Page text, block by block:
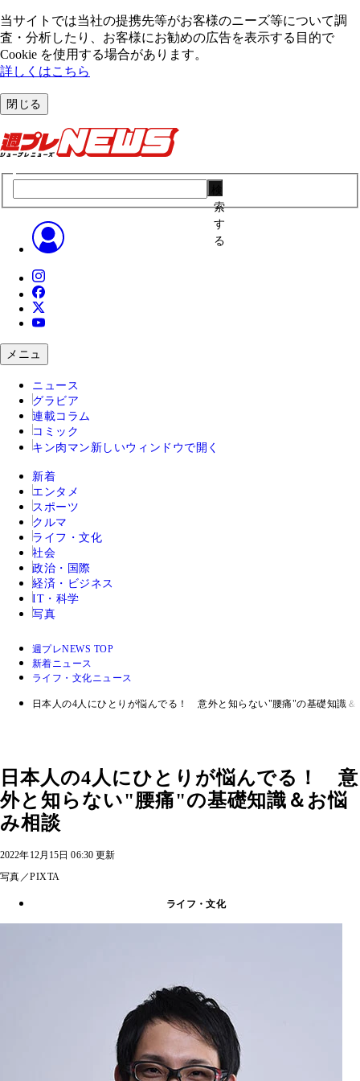
当サイトでは当社の提携先等がお客様のニーズ等について調
査・分析したり、お客様にお勧めの広告を表⽰する⽬的で
Cookie を使⽤する場合があります。
詳しくはこちら
閉じる
索
す
る
メニュ
ニュース
グラビア
連載コラム
コミック
キン肉マン 新しいウィンドウで開く
新着
エンタメ
スポーツ
クルマ
ライフ・文化
社会
政治・国際
経済・ビジネス
IT・科学
写真
週プレNEWS TOP
新着ニュース
ライフ・文化ニュース
日本人の4人にひとりが悩んでる！ 意外と知らない"腰痛"の基礎知識＆
日本人の4人にひとりが悩んでる！ 意
外と知らない"腰痛"の基礎知識＆お悩
み相談
2022年12月15日 06:30 更新
写真／PIXTA
ライフ・文化